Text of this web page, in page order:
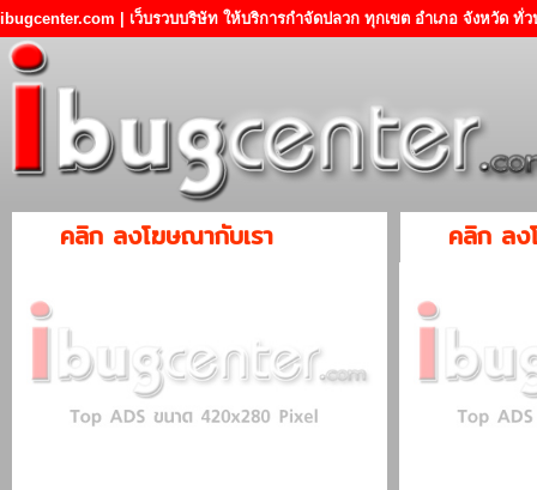
ibugcenter.com | เว็บรวบบริษัท ให้บริการกำจัดปลวก ทุกเขต อำเภอ จังหวัด ทั่
คลิก ลงโฆษณากับเรา คลิก ลง